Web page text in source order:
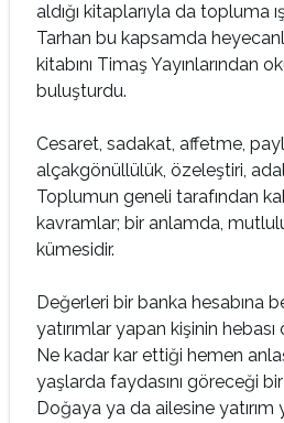
aldığı kitaplarıyla da topluma
Tarhan bu kapsamda
kitabını Timaş Yayınlarından
buluşturdu.
Cesaret, sadakat, affetme,
alçakgönüllülük, özeleştiri,
Toplumun geneli tarafından
kavramlar; bir anlamda,
kümesidir.
Değerleri bir banka hesabına
yatırımlar yapan kişinin
Ne kadar kar ettiği hemen
yaşlarda faydasını göreceği
Doğaya ya da ailesine yatırım